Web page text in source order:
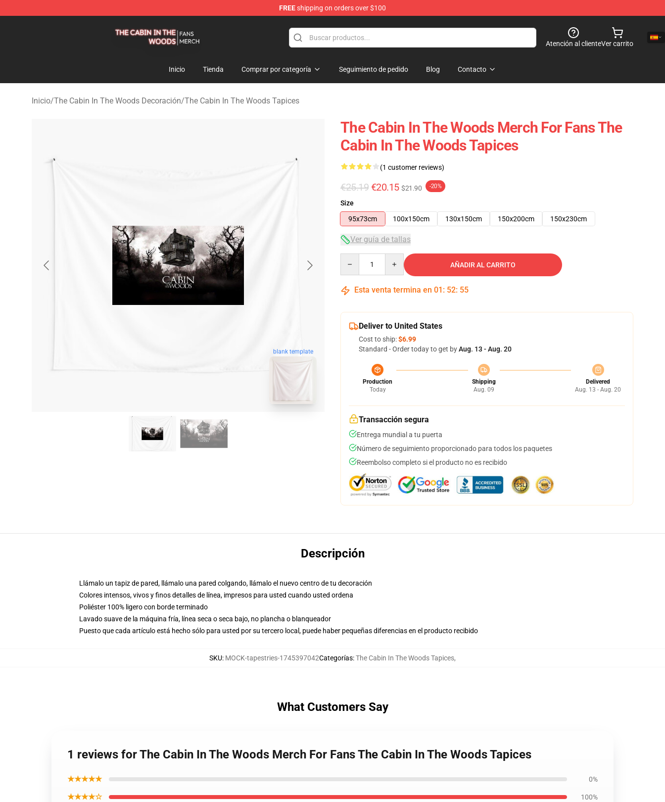
FREEshipping on orders over $100
Atención al clienteVer carrito
Inicio Tienda Comprar por categoría Seguimiento de pedido Blog Contacto
Inicio/The Cabin In The Woods Decoración/The Cabin In The Woods Tapices
blank template
The Cabin In The Woods Merch For Fans The
Cabin In The Woods Tapices
(1 customer reviews)
€25.19 €20.15 $21.90 -20%
Size
95x73cm
100x150cm 130x150cm 150x200cm 150x230cm
Ver guía de tallas
AÑADIR AL CARRITO
Esta venta termina en 01 : 52: 54
Deliver to United States
Cost to ship:$6.99
Standard - Order today to get byAug. 13 - Aug. 20
Production
Today
Shipping
Aug. 09
Delivered
Aug. 13 - Aug. 20
Transacción segura
Entrega mundial a tu puerta
Número de seguimiento proporcionado para todos los paquetes
Reembolso completo si el producto no es recibido
Descripción
Llámalo un tapiz de pared, llámalo una pared colgando, llámalo el nuevo centro de tu decoración
Colores intensos, vivos y finos detalles de línea, impresos para usted cuando usted ordena
Poliéster 100% ligero con borde terminado
Lavado suave de la máquina fría, línea seca o seca bajo, no plancha o blanqueador
Puesto que cada artículo está hecho sólo para usted por su tercero local, puede haber pequeñas diferencias en el producto recibido
SKU: MOCK-tapestries-1745397042Categorías:The Cabin In The Woods Tapices,
What Customers Say
1 reviews for The Cabin In The Woods Merch For Fans The Cabin In The Woods Tapices
★★★★★ 0%
★★★★☆ 100%